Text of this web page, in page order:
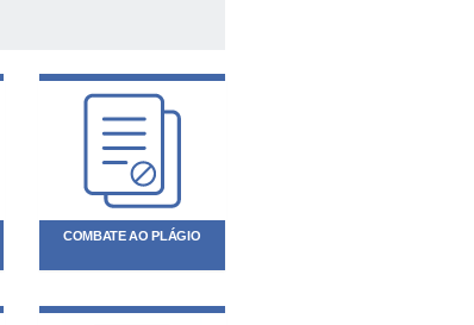
COMBATE AO PLÁGIO